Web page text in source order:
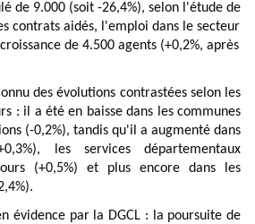
de 9.000 (soit -26,4%), selon l'étude de
contrats aidés, l'emploi dans le secteur
de 4.500 agents (+0,2%, après
des évolutions contrastées selon les
: il a été en baisse dans les communes
(-0,2%), tandis qu'il a augmenté dans
les services départementaux
(+0,5%) et plus encore dans les
évidence par la DGCL : la poursuite de